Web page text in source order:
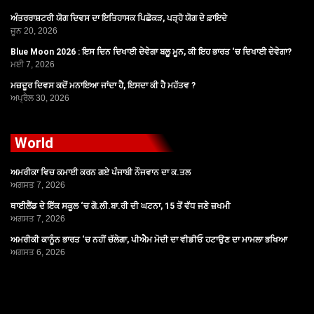
ਅੰਤਰਰਾਸ਼ਟਰੀ ਯੋਗ ਦਿਵਸ ਦਾ ਇਤਿਹਾਸਕ ਪਿਛੋਕੜ, ਪੜ੍ਹੋ ਯੋਗ ਦੇ ਫ਼ਾਇਦੇ
ਜੂਨ 20, 2026
Blue Moon 2026 : ਇਸ ਦਿਨ ਦਿਖਾਈ ਦੇਵੇਗਾ ਬਲੂ ਮੂਨ, ਕੀ ਇਹ ਭਾਰਤ ‘ਚ ਦਿਖਾਈ ਦੇਵੇਗਾ?
ਮਈ 7, 2026
ਮਜ਼ਦੂਰ ਦਿਵਸ ਕਦੋਂ ਮਨਾਇਆ ਜਾਂਦਾ ਹੈ, ਇਸਦਾ ਕੀ ਹੈ ਮਹੱਤਵ ?
ਅਪ੍ਰੈਲ 30, 2026
World
ਅਮਰੀਕਾ ਵਿਚ ਕਮਾਈ ਕਰਨ ਗਏ ਪੰਜਾਬੀ ਨੌਜਵਾਨ ਦਾ ਕ.ਤਲ
ਅਗਸਤ 7, 2026
ਥਾਈਲੈਂਡ ਦੇ ਇੱਕ ਸਕੂਲ ‘ਚ ਗੋ.ਲੀ.ਬਾ.ਰੀ ਦੀ ਘਟਨਾ, 15 ਤੋਂ ਵੱਧ ਜਣੇ ਜ਼ਖਮੀ
ਅਗਸਤ 7, 2026
ਅਮਰੀਕੀ ਕਾਨੂੰਨ ਭਾਰਤ ‘ਚ ਨਹੀਂ ਚੱਲੇਗਾ, ਪੀਐਮ ਮੋਦੀ ਦਾ ਵੀਡੀਓ ਹਟਾਉਣ ਦਾ ਮਾਮਲਾ ਭਖਿਆ
ਅਗਸਤ 6, 2026